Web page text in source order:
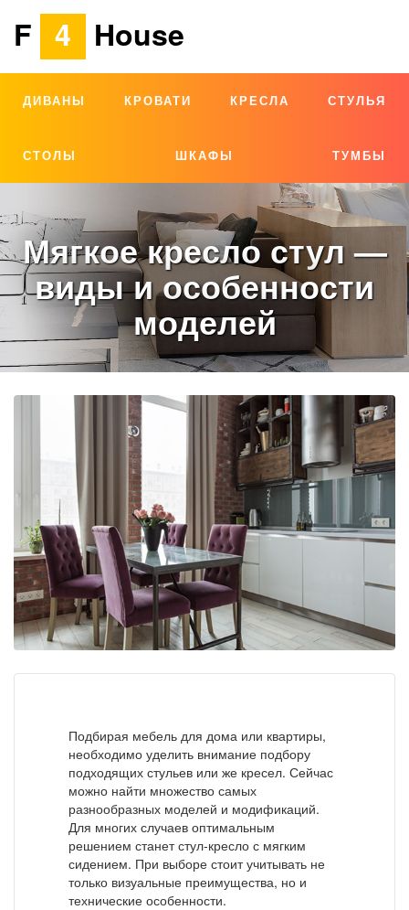
F 4 House
ДИВАНЫ КРОВАТИ КРЕСЛА СТУЛЬЯ
СТОЛЫ ШКАФЫ ТУМБЫ
Мягкое кресло стул —
виды и особенности
моделей
Подбирая мебель для дома или квартиры,
необходимо уделить внимание подбору
подходящих стульев или же кресел. Сейчас
можно найти множество самых
разнообразных моделей и модификаций.
Для многих случаев оптимальным
решением станет стул-кресло с мягким
сидением. При выборе стоит учитывать не
только визуальные преимущества, но и
технические особенности.